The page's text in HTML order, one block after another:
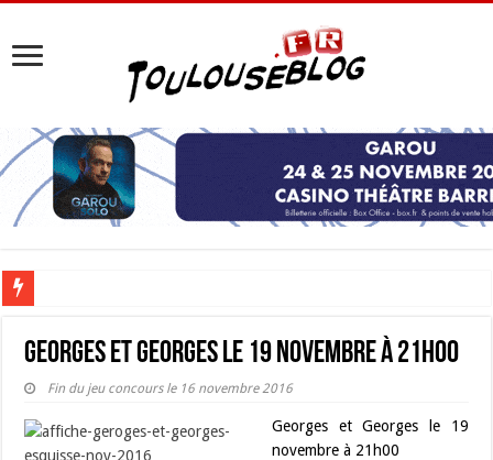
Georges et Georges le 19 novembre à 21h00
Fin du jeu concours le 16 novembre 2016
Georges et Georges le 19
novembre à 21h00